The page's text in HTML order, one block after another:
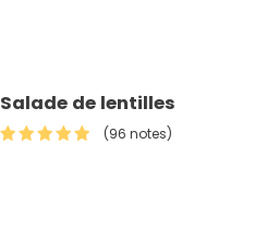
Salade de lentilles
(96 notes)